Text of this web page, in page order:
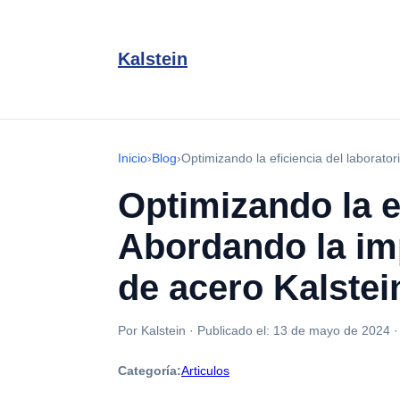
Kalstein
Inicio›Blog›Optimizando la eficiencia del
Optimizando la
Abordando la
de acero
Por Kalstein · Publicado el: 13 de mayo de 2024 ·
Categoría:Articulos